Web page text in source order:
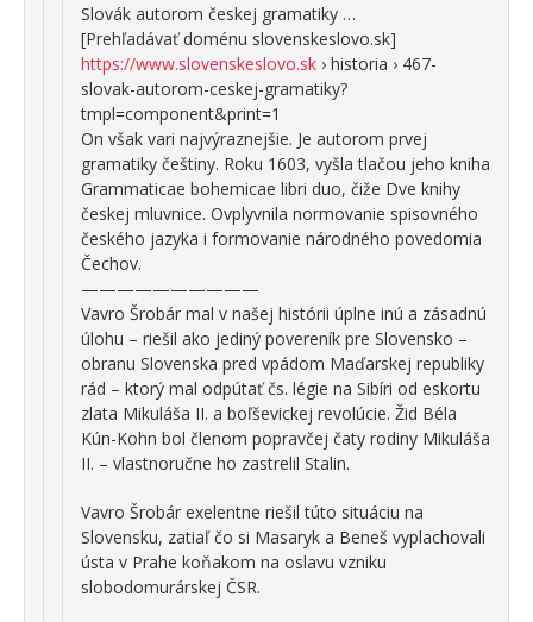
Slovák autorom českej gramatiky …
[Prehľadávať doménu slovenskeslovo.sk]
https://www.slovenskeslovo.sk › historia › 467-
slovak-autorom-ceskej-gramatiky?
tmpl=component&print=1
On však vari najvýraznejšie. Je autorom prvej
gramatiky češtiny. Roku 1603, vyšla tlačou jeho kniha
Grammaticae bohemicae libri duo, čiže Dve knihy
českej mluvnice. Ovplyvnila normovanie spisovného
českého jazyka i formovanie národného povedomia
Čechov.
——————————
Vavro Šrobár mal v našej histórii úplne inú a zásadnú
úlohu – riešil ako jediný povereník pre Slovensko –
obranu Slovenska pred vpádom Maďarskej republiky
rád – ktorý mal odpútať čs. légie na Sibíri od eskortu
zlata Mikuláša II. a boľševickej revolúcie. Žid Béla
Kún-Kohn bol členom popravčej čaty rodiny Mikuláša
II. – vlastnoručne ho zastrelil Stalin.
Vavro Šrobár exelentne riešil túto situáciu na
Slovensku, zatiaľ čo si Masaryk a Beneš vyplachovali
ústa v Prahe koňakom na oslavu vzniku
slobodomurárskej ČSR.